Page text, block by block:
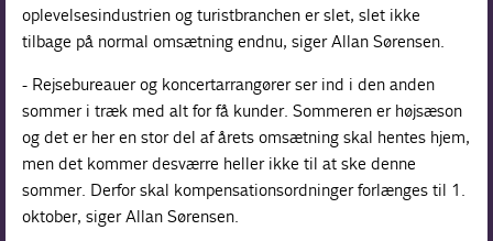
oplevelsesindustrien og turistbranchen er slet, slet ikke
tilbage på normal omsætning endnu, siger Allan Sørensen.
- Rejsebureauer og koncertarrangører ser ind i den anden
sommer i træk med alt for få kunder. Sommeren er højsæson
og det er her en stor del af årets omsætning skal hentes hjem,
men det kommer desværre heller ikke til at ske denne
sommer. Derfor skal kompensationsordninger forlænges til 1.
oktober, siger Allan Sørensen.